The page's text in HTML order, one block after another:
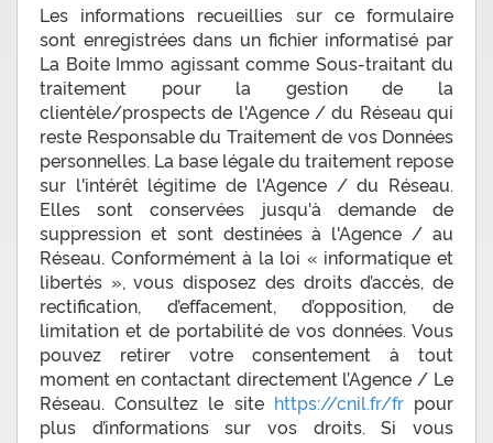
Les informations recueillies sur ce formulaire
sont enregistrées dans un fichier informatisé par
La Boite Immo agissant comme Sous-traitant du
traitement pour la gestion de la
clientèle/prospects de l'Agence / du Réseau qui
reste Responsable du Traitement de vos Données
personnelles. La base légale du traitement repose
sur l'intérêt légitime de l'Agence / du Réseau.
Elles sont conservées jusqu'à demande de
suppression et sont destinées à l'Agence / au
Réseau. Conformément à la loi « informatique et
libertés », vous disposez des droits d’accès, de
rectification, d’effacement, d’opposition, de
limitation et de portabilité de vos données. Vous
pouvez retirer votre consentement à tout
moment en contactant directement l’Agence / Le
Réseau. Consultez le site https://cnil.fr/frpour
plus d’informations sur vos droits. Si vous